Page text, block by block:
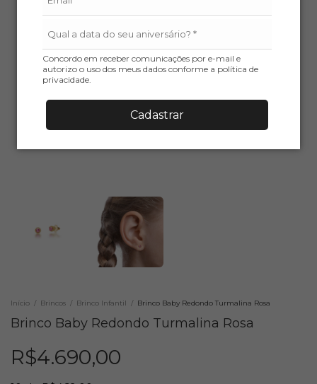
Concordo em receber comunicações por e-mail e
autorizo o uso dos meus dados conforme a política de
privacidade.
Cadastrar
Início / Brincos / Brinco Infantil / Brinco Baby Redondo Turmalina Rosa
Brinco Baby Redondo Turmalina Rosa
R$4.690,00